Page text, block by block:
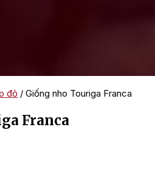
đỏ / Giống nho Touriga Franca
Franca